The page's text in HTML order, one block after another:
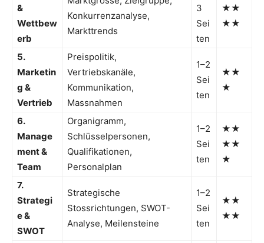
&
Wettbew
erb
Konkurrenzanalyse,
Markttrends
3
Sei
ten
★★
★★
5.
Marketin
g &
Vertrieb
Preispolitik,
Vertriebskanäle,
Kommunikation,
Massnahmen
1–2
Sei
ten
★★
★
6.
Manage
ment &
Team
Organigramm,
Schlüsselpersonen,
Qualifikationen,
Personalplan
1–2
Sei
ten
★★
★★
★
7.
Strategi
e &
SWOT
Strategische
Stossrichtungen, SWOT-
Analyse, Meilensteine
1–2
Sei
ten
★★
★★